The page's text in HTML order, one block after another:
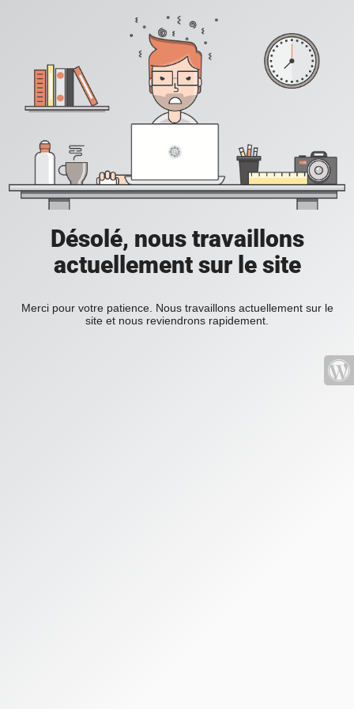
Désolé, nous travaillons
actuellement sur le site
Merci pour votre patience. Nous travaillons actuellement sur le
site et nous reviendrons rapidement.